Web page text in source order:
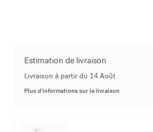
Estimation de livraison
Livraison à partir du 14 Août
Plus d’informations sur la livraison